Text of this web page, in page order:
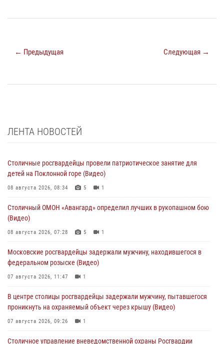
← Предыдущая Следующая →
ЛЕНТА НОВОСТЕЙ
Столичные росгвардейцы провели патриотическое занятие для
детей на Поклонной горе (Видео)
08 августа 2026, 08:34 5 1
Столичный ОМОН «Авангард» определил лучших в рукопашном бою
(Видео)
08 августа 2026, 07:28 5 1
Московские росгвардейцы задержали мужчину, находившегося в
федеральном розыске (Видео)
07 августа 2026, 11:47 1
В центре столицы росгвардейцы задержали мужчину, пытавшегося
проникнуть на охраняемый объект через крышу (Видео)
07 августа 2026, 09:26 1
Столичное управление вневедомственной охраны Росгвардии